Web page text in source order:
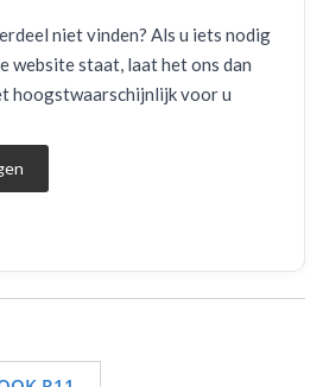
niet vinden? Als u iets nodig
website staat, laat het ons dan
hoogstwaarschijnlijk voor u